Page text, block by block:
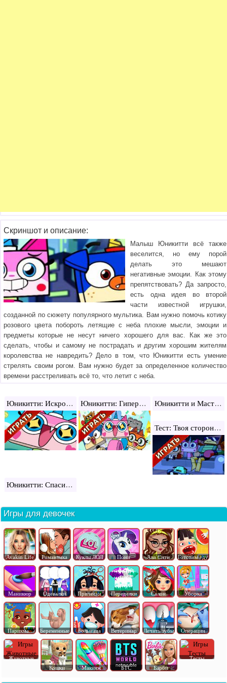
Скриншот и описание:
Малыш Юникитти всё также
веселится, но ему порой
делать это мешают
негативные эмоции. Как этому
препятствовать? Да запросто,
есть одна идея во второй
части известной игрушки,
созданной по сюжету популярного мультика. Вам нужно помочь котику
розового цвета побороть летящие с неба плохие мысли, эмоции и
предметы которые не несут ничего хорошего для вас. Как же это
сделать, чтобы и самому не пострадать и другим хорошим жителям
королевства не навредить? Дело в том, что Юникитти есть умение
стрелять своим рогом. Вам нужно будет за определенное количество
времени расстреливать всё то, что летит с неба.
Юникитти: Искромет Юникитти: Гипертест Юникитти и Мастер Хмур
Тест: Твоя сторона Юникитти
Юникитти: Спаси королевство
Игры для девочек
Avakin Life Романтика Куклы ЛОЛ Пони Ава Сити Готовим еду
Маникюр Одевалки Прически Переделки Салон Уборка
Парикма.. Беременные Больница Ветеринар Лечить зубы Операции
Животные
Кошки
Макияж БТС Барби
Тесты